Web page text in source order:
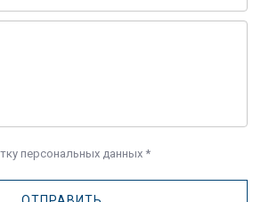
персональных данных *